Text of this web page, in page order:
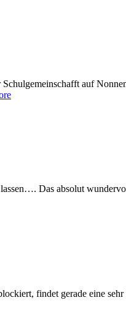
auf
Das absolut
findet gerade eine